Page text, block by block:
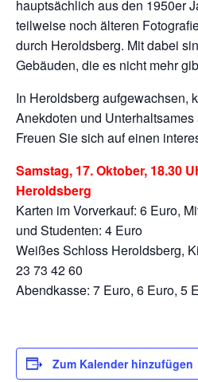
hauptsächlich aus den 1950er
teilweise noch älteren
durch Heroldsberg. Mit dabei
Gebäuden, die es nicht mehr
In Heroldsberg aufgewachsen,
Anekdoten und
Freuen Sie sich auf einen
Samstag, 17. Oktober, 18.30
Heroldsberg
Karten im Vorverkauf: 6 Euro,
und Studenten: 4 Euro
Weißes Schloss Heroldsberg,
23 73 42 60
Abendkasse: 7 Euro, 6 Euro, 5
Zum Kalender hinzufügen